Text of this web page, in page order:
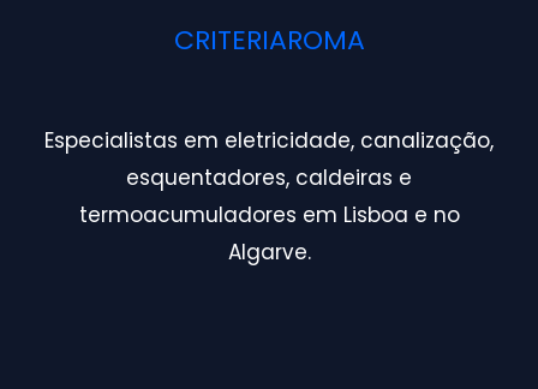
CRITERIAROMA
Especialistas em eletricidade, canalização,
esquentadores, caldeiras e
termoacumuladores em Lisboa e no
Algarve.